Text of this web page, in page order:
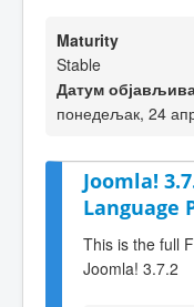
Maturity
Stable
Датум
понедељак, 24
Joomla!
Language
This is the full
Joomla! 3.7.2